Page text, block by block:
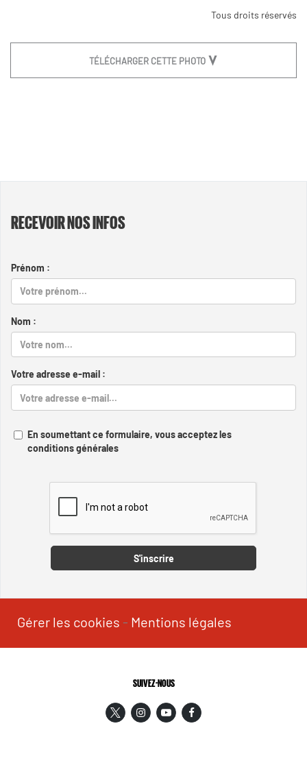
Tous droits réservés
TÉLÉCHARGER CETTE PHOTO
RECEVOIR NOS INFOS
Prénom :
Nom :
Votre adresse e-mail :
En soumettant ce formulaire, vous acceptez les
conditions générales
S'inscrire
Gérer les cookies - Mentions légales
SUIVEZ-NOUS